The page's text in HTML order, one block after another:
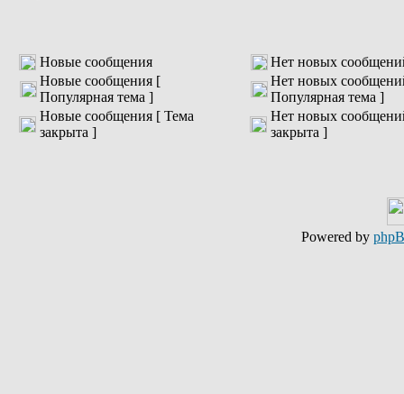
Новые сообщения
Нет новых
Новые сообщения [
Популярная тема ]
Нет новых
Популярная тема ]
Новые сообщения [ Тема
закрыта ]
Нет новых
закрыта ]
Powered by